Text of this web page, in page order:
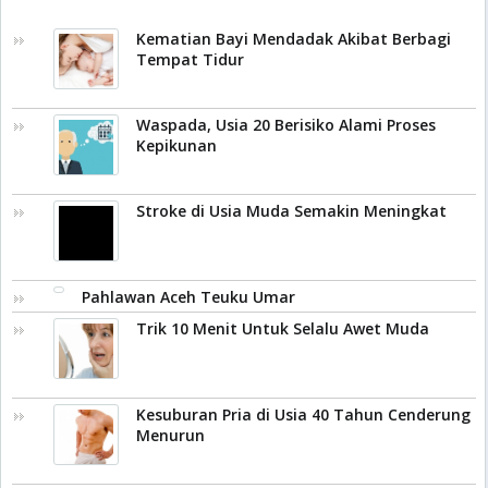
Kematian Bayi Mendadak Akibat Berbagi
Tempat Tidur
Waspada, Usia 20 Berisiko Alami Proses
Kepikunan
Stroke di Usia Muda Semakin Meningkat
Pahlawan Aceh Teuku Umar
Trik 10 Menit Untuk Selalu Awet Muda
Kesuburan Pria di Usia 40 Tahun Cenderung
Menurun